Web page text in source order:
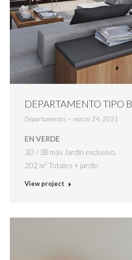
DEPARTAMENTO TIPO B
Departamentos marzo 24, 2021
EN VERDE
3D / 3B más Jardín exclusivo.
202 m² Totales + jardín
View project